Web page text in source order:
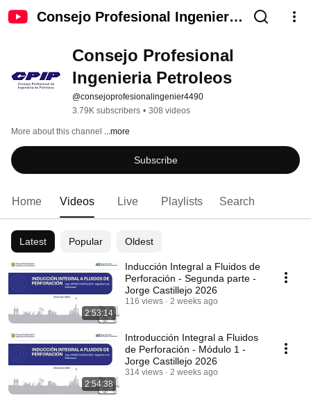
Consejo Profesional Ingenieria
Consejo Profesional
Ingenieria Petroleos
@consejoprofesionalingenier4490
3.79K subscribers • 308 videos
More about this channel ...more
Subscribe
Home Videos Live Playlists Search
Latest Popular Oldest
2:53:14
Inducción Integral a Fluidos de
Perforación - Segunda parte -
Jorge Castillejo 2026
116 views 2 weeks ago
2:54:38
Introducción Integral a Fluidos
de Perforación - Módulo 1 -
Jorge Castillejo 2026
314 views 2 weeks ago